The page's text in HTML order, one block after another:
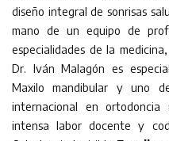
diseño integral de sonrisas
mano de un equipo de
especialidades de la
Dr. Iván Malagón es
Maxilo mandibular y uno
internacional en ortodoncia
intensa labor docente y